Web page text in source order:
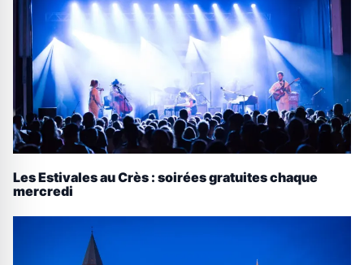
Les Estivales au Crès : soirées gratuites chaque
mercredi